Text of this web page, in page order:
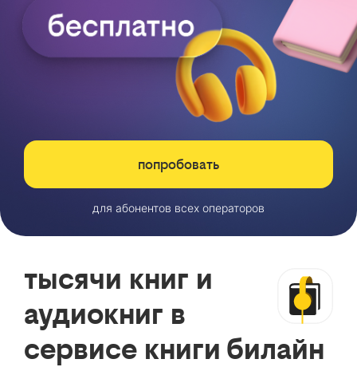
попробовать
для абонентов всех операторов
тысячи книг и
аудиокниг в
сервисе книги билайн